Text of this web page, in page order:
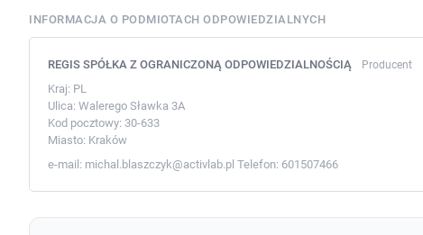
INFORMACJA O PODMIOTACH ODPOWIEDZIALNYCH
REGIS SPÓŁKA Z OGRANICZONĄ ODPOWIEDZIALNOŚCIĄ Producent
Kraj: PL
Ulica: Walerego Sławka 3A
Kod pocztowy: 30-633
Miasto: Kraków
e-mail: michal.blaszczyk@activlab.pl Telefon: 601507466